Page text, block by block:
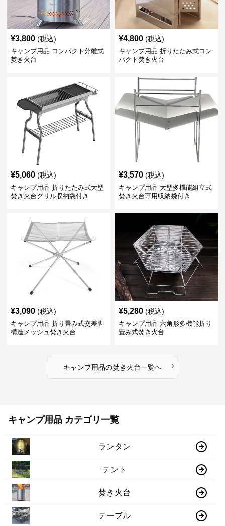
¥3,800 (税込)
キャンプ用品 コンパクト分離式
焚き火台
¥4,800 (税込)
キャンプ用品 折りたたみ式コン
パクト焚き火台
¥5,060 (税込)
キャンプ用品 折りたたみ式大型
焚き火台グリル収納袋付き
¥3,570 (税込)
キャンプ用品 大型多機能組立式
焚き火台専用収納袋付き
¥3,090 (税込)
キャンプ用品 折り畳み式交差脚
構造メッシュ焚き火台
¥5,280 (税込)
キャンプ用品 六角形多機能折り
畳み式焚き火台
キャンプ用品の焚き火台一覧へ ›
キャンプ用品 カテゴリ一覧
ランタン
テント
焚き火台
テーブル